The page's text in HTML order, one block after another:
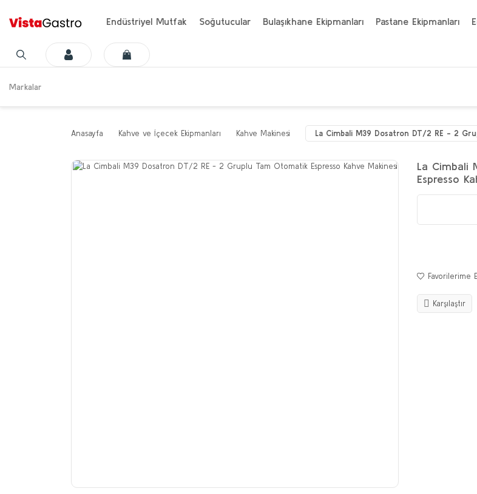
Endüstriyel Mutfak Soğutucular Bulaşıkhane Ekipmanları Pastane Ekipmanları
Markalar
Anasayfa Kahve ve İçecek Ekipmanları Kahve Makinesi La Cimbali M39 Dosatron DT/2 RE - 2
La Cimbali
Espresso
Karşılaştır